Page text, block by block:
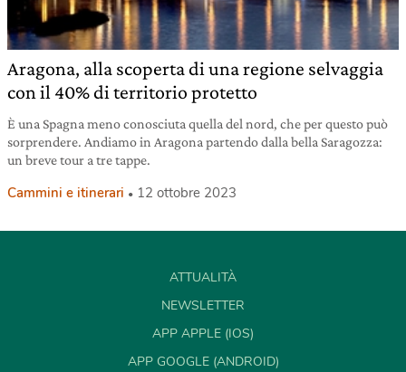
Aragona, alla scoperta di una regione selvaggia
con il 40% di territorio protetto
È una Spagna meno conosciuta quella del nord, che per questo può
sorprendere. Andiamo in Aragona partendo dalla bella Saragozza:
un breve tour a tre tappe.
Cammini e itinerari 12 ottobre 2023
ATTUALITÀ
NEWSLETTER
APP APPLE (IOS)
APP GOOGLE (ANDROID)